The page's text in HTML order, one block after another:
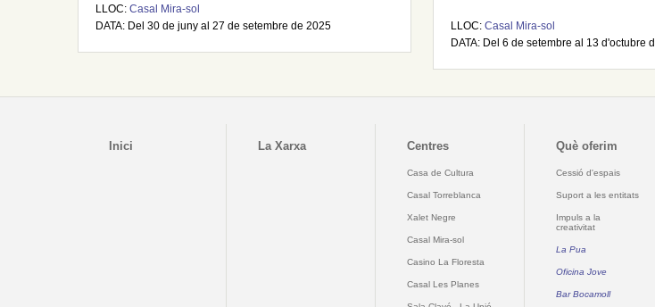
LLOC: Casal Mira-sol
DATA: Del 30 de juny al 27 de setembre de 2025
LLOC: Casal Mira-sol
DATA: Del 6 de setembre al 13 d'octubre
Inici La Xarxa Centres
Casa de Cultura
Casal Torreblanca
Xalet Negre
Casal Mira-sol
Casino La Floresta
Casal Les Planes
Què oferim
Cessió d'espais
Suport a les entitats
Impuls a la
creativitat
La Pua
Oficina Jove
Bar Bocamoll